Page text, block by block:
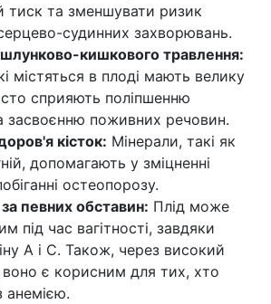
тиск та зменшувати ризик
судинних захворювань.
кишкового травлення:
містяться в плоді мають велику
сприяють поліпшенню
засвоєнню поживних речовин.
кісток: Мінерали, такі як
допомагають у зміцненні
остеопорозу.
певних обставин: Плід може
під час вагітності, завдяки
A і C. Також, через високий
воно є корисним для тих, хто
анемією.